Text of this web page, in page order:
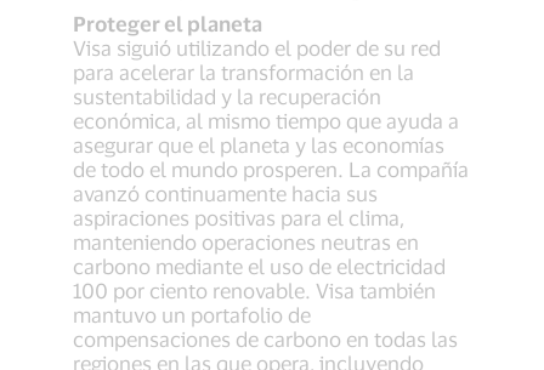
Proteger el planeta
Visa siguió utilizando el poder de su red
para acelerar la transformación en la
sustentabilidad y la recuperación
económica, al mismo tiempo que ayuda a
asegurar que el planeta y las economías
de todo el mundo prosperen. La compañía
avanzó continuamente hacia sus
aspiraciones positivas para el clima,
manteniendo operaciones neutras en
carbono mediante el uso de electricidad
100 por ciento renovable. Visa también
mantuvo un portafolio de
compensaciones de carbono en todas las
regiones en las que opera, incluyendo